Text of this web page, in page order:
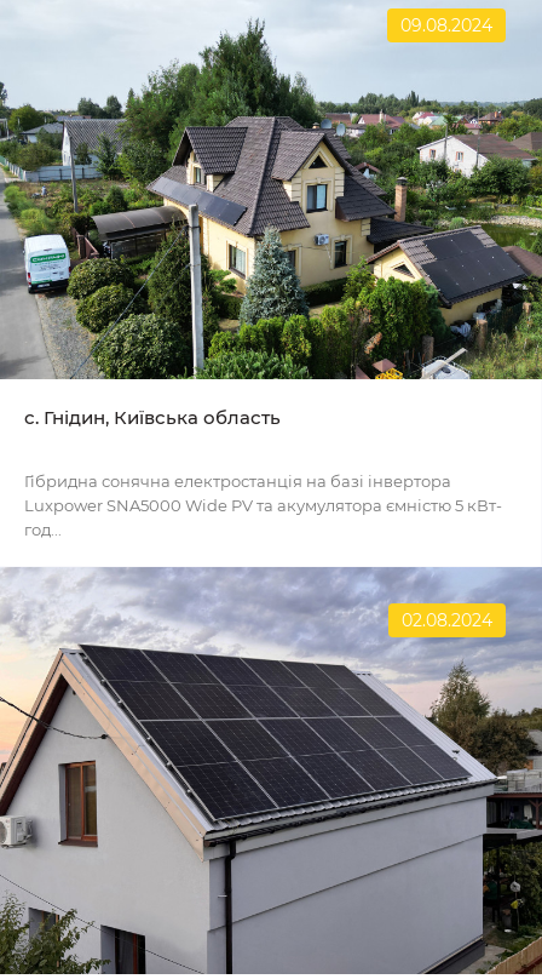
09.08.2024
с. Гнідин, Київська область
Гібридна сонячна електростанція на базі інвертора
Luxpower SNA5000 Wide PV та акумулятора ємністю 5 кВт-
год...
02.08.2024